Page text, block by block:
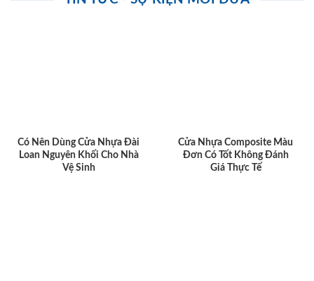
Có Nên Dùng Cửa Nhựa Đài
Loan Nguyên Khối Cho Nhà
Vệ Sinh
Cửa Nhựa Composite Màu
Đơn Có Tốt Không Đánh
Giá Thực Tế